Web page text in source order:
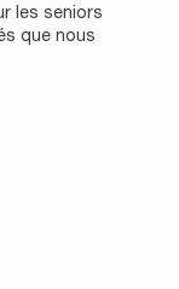
les seniors
que nous